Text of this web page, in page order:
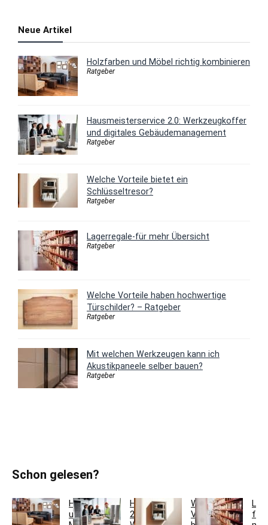
Neue Artikel
Holzfarben und Möbel richtig kombinieren
Ratgeber
Hausmeisterservice 2.0: Werkzeugkoffer
und digitales Gebäudemanagement
Ratgeber
Welche Vorteile bietet ein
Schlüsseltresor?
Ratgeber
Lagerregale-für mehr Übersicht
Ratgeber
Welche Vorteile haben hochwertige
Türschilder? – Ratgeber
Ratgeber
Mit welchen Werkzeugen kann ich
Akustikpaneele selber bauen?
Ratgeber
Schon gelesen?
Holzfarben
und
Hausmeisterservice
2.0:
Welche
Vorteile
für